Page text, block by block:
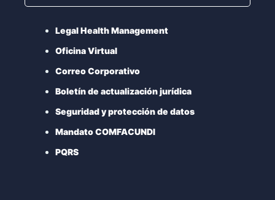
Legal Health Management
Oficina Virtual
Correo Corporativo
Boletín de actualización jurídica
Seguridad y protección de datos
Mandato COMFACUNDI
PQRS